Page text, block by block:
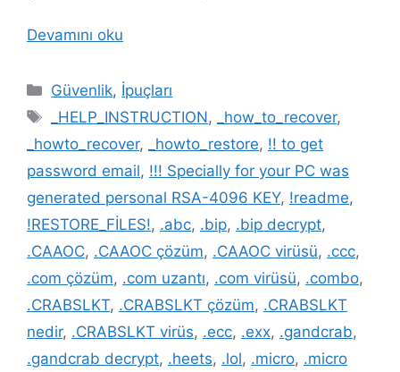
Devamını oku
Kategoriler
Güvenlik, İpuçları
Etiketler
_HELP_INSTRUCTION, _how_to_recover,
_howto_recover, _howto_restore, !! to get
password email, !!! Specially for your PC was
generated personal RSA-4096 KEY, !readme,
!RESTORE_FİLES!, .abc, .bip, .bip decrypt,
.CAAOC, .CAAOC çözüm, .CAAOC virüsü, .ccc,
.com çözüm, .com uzantı, .com virüsü, .combo,
.CRABSLKT, .CRABSLKT çözüm, .CRABSLKT
nedir, .CRABSLKT virüs, .ecc, .exx, .gandcrab,
.gandcrab decrypt, .heets, .lol, .micro, .micro